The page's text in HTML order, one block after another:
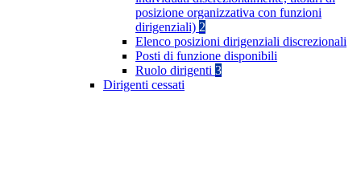
posizione organizzativa con funzioni
dirigenziali) 2
Elenco posizioni dirigenziali discrezionali
Posti di funzione disponibili
Ruolo dirigenti 3
Dirigenti cessati